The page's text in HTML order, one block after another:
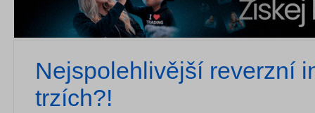
Nejspolehlivější reverzní
trzích?!